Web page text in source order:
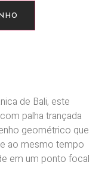
de Bali, este
palha trançada
geométrico que
ao mesmo tempo
em um ponto focal